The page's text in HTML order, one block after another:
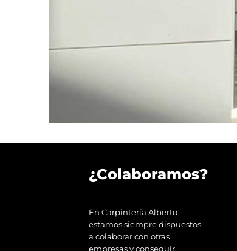
¿Colaboramos?
En Carpintería Alberto
estamos siempre dispuestos
a colaborar con otras
empresas y conseguir